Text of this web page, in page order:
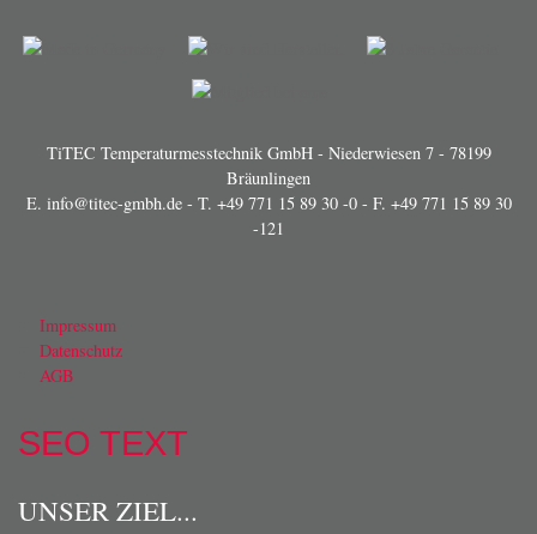
TiTEC Temperaturmesstechnik GmbH - Niederwiesen 7 - 78199
Bräunlingen
E. info@titec-gmbh.de- T. +49 771 15 89 30 -0- F. +49 771 15 89 30
-121
Impressum
Datenschutz
AGB
SEO TEXT
UNSER ZIEL...